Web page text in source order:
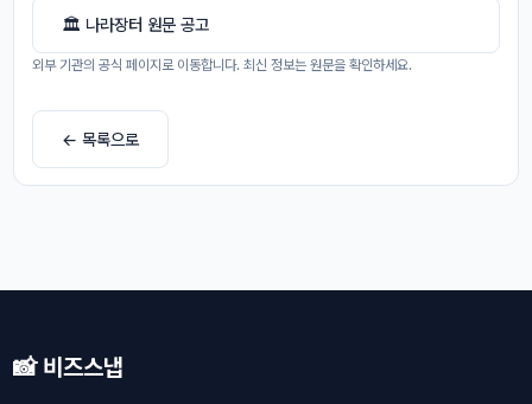
🏛 나라장터 원문 공고
외부 기관의 공식 페이지로 이동합니다. 최신 정보는 원문을 확인하세요.
← 목록으로
📸 비즈스냅